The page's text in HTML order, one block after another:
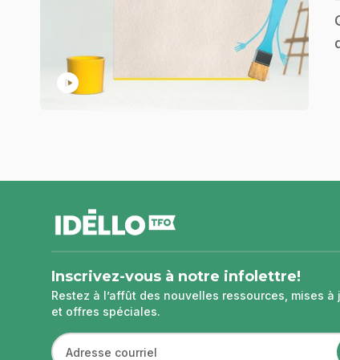
play_circle
.
pageInscrivez-vous à notre infolettre!
Restez à l’affût des nouvelles ressources, mises à
et offres spéciales.